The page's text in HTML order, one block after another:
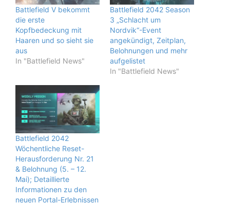
Battlefield V bekommt
die erste
Kopfbedeckung mit
Haaren und so sieht sie
aus
In "Battlefield News"
Battlefield 2042 Season
3 „Schlacht um
Nordvik“-Event
angekündigt, Zeitplan,
Belohnungen und mehr
aufgelistet
In "Battlefield News"
Battlefield 2042
Wöchentliche Reset-
Herausforderung Nr. 21
& Belohnung (5. – 12.
Mai); Detaillierte
Informationen zu den
neuen Portal-Erlebnissen